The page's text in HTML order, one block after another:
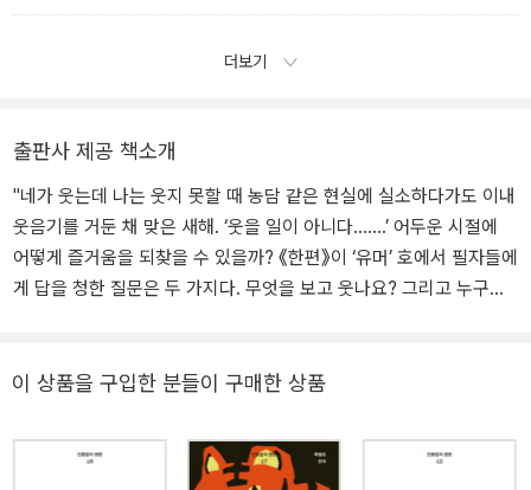
더보기
출판사 제공 책소개
"네가 웃는데 나는 웃지 못할 때 농담 같은 현실에 실소하다가도 이내
웃음기를 거둔 채 맞은 새해. ‘웃을 일이 아니다…….’ 어두운 시절에
어떻게 즐거움을 되찾을 수 있을까? 《한편》이 ‘유머’ 호에서 필자들에
게 답을 청한 질문은 두 가지다. 무엇을 보고 웃나요? 그리고 누구와
문. 함께 웃지 못하는 공동체는 끝내 뿔뿔이 흩어지고 만다. 어긋나는
군가는 자지러지지만 다른 누군가는 불편함을 감추지 못하고, 공감하
며 웃는 사람 옆에 조롱의 웃음을 짓는 사람이 있다. 어떻게 하면 이
이 상품을 구입한 분들이 구매한 상품